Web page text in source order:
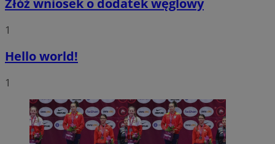
Złóż wniosek o dodatek węglowy
1
Hello world!
1